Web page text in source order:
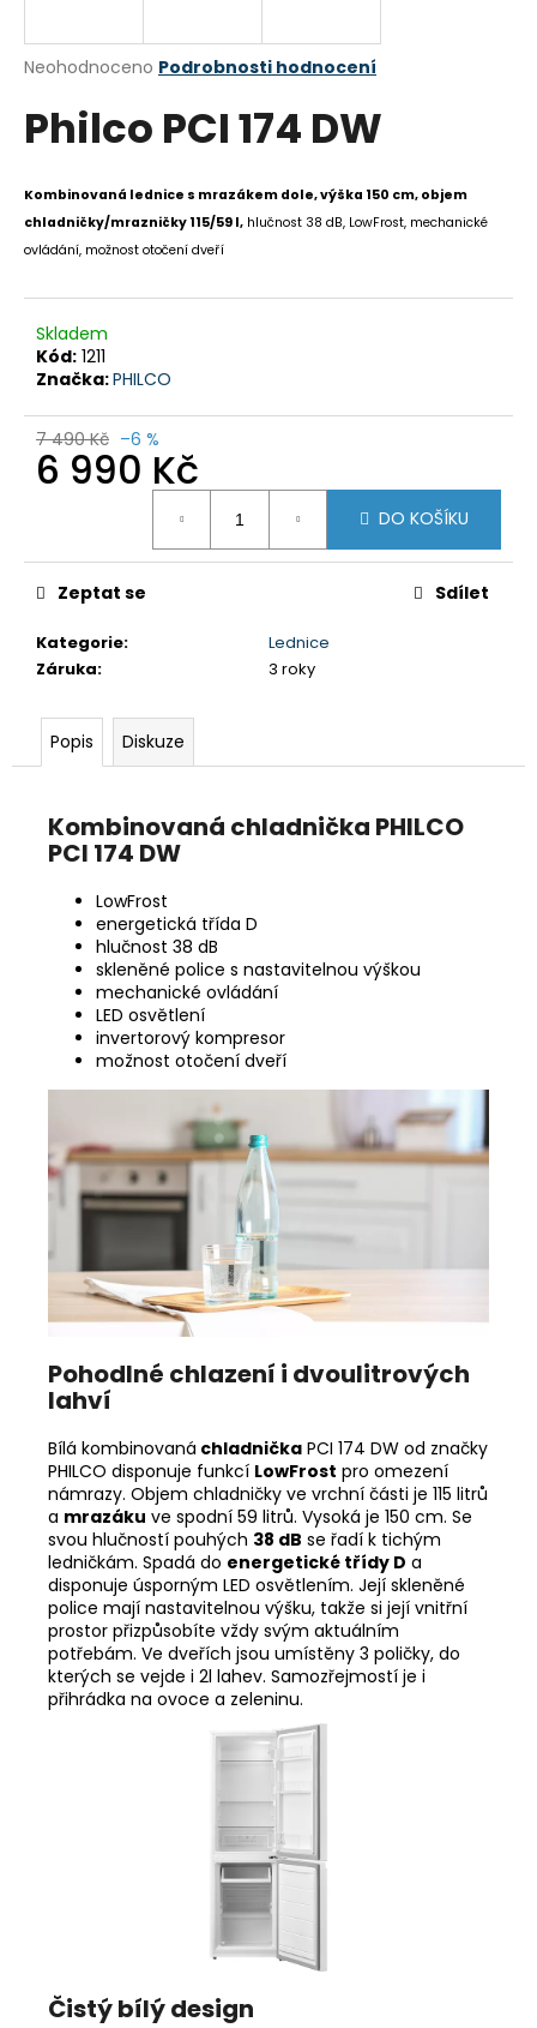
Průměrné
produktu
je
5
hvězdiček.
Neohodnoceno Podrobnosti hodnocení
Philco PCI 174 DW
Kombinovaná lednice s mrazákem dole, výška 150 cm, objem
chladničky/mrazničky 115/59 l, hlučnost 38 dB, LowFrost, mechanické
ovládání, možnost otočení dveří
Skladem
Kód: 1211
Značka:PHILCO
7 490 Kč –6 %
6 990 Kč
DO KOŠÍKU
Kategorie:
Lednice
Záruka: 3 roky
Zeptat se Sdílet
Popis Diskuze
Kombinovaná chladnička PHILCO
PCI 174 DW
LowFrost
energetická třída D
hlučnost 38 dB
skleněné police s nastavitelnou výškou
mechanické ovládání
LED osvětlení
invertorový kompresor
možnost otočení dveří
Pohodlné chlazení i dvoulitrových
lahví
Bílá kombinovaná chladnička PCI 174 DW od značky
PHILCO disponuje funkcí LowFrost pro omezení
námrazy. Objem chladničky ve vrchní části je 115 litrů
a mrazáku ve spodní 59 litrů. Vysoká je 150 cm. Se
svou hlučností pouhých 38 dB se řadí k tichým
ledničkám. Spadá do energetické třídy D a
disponuje úsporným LED osvětlením. Její skleněné
police mají nastavitelnou výšku, takže si její vnitřní
prostor přizpůsobíte vždy svým aktuálním
potřebám. Ve dveřích jsou umístěny 3 poličky, do
kterých se vejde i 2l lahev. Samozřejmostí je i
přihrádka na ovoce a zeleninu.
Čistý bílý design
j
t
?
D
o
p
o
u
m
e
GORENJE
ECT644BSC
490
Kč
Původně: